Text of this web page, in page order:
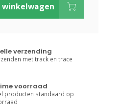
winkelwagen
verzending
met track en trace
voorraad
producten standaard op